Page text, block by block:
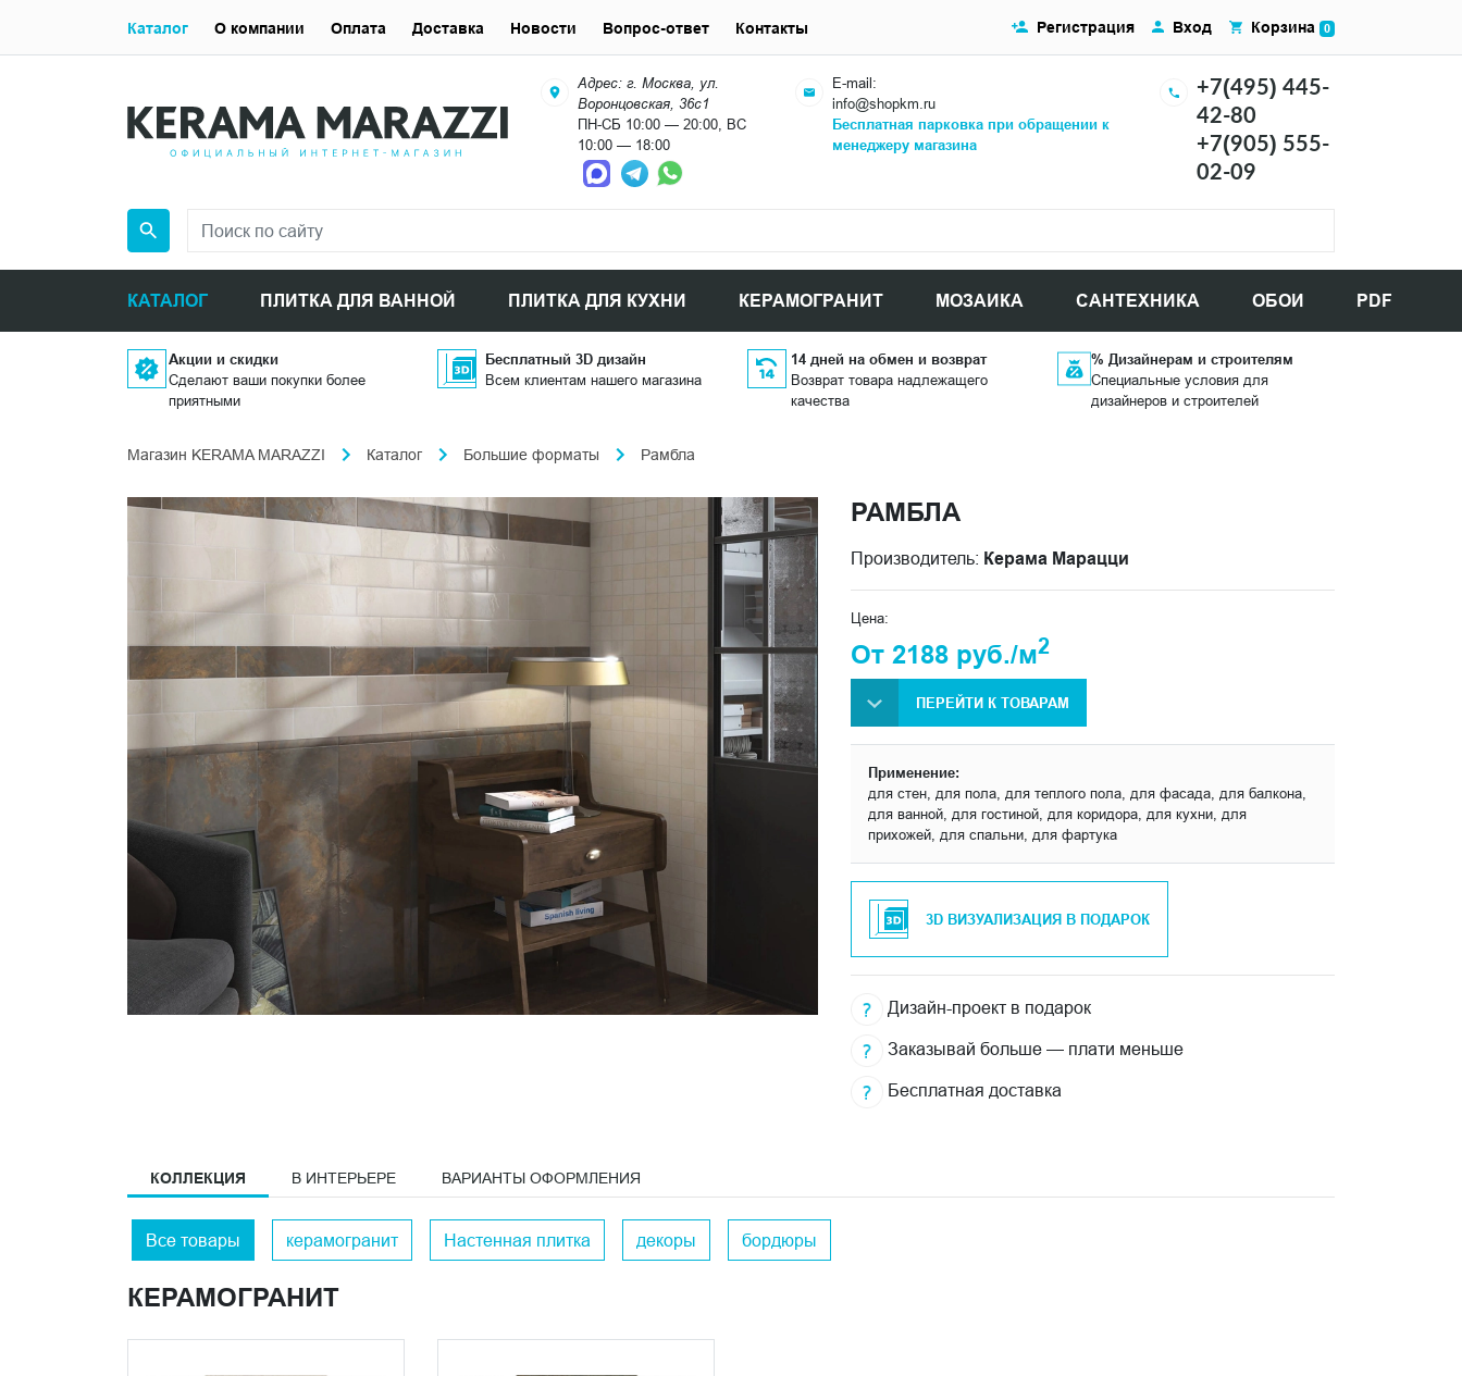
Адрес: г. Москва, ул.
Воронцовская, 36с1
ПН-СБ 10:00 — 20:00, ВС
10:00 — 18:00
E-mail:
info@shopkm.ru
Бесплатная парковка при обращении к
менеджеру магазина
+7(495) 445-
42-80
+7(905) 555-
02-09
КАТАЛОГ ПЛИТКА ДЛЯ ВАННОЙ ПЛИТКА ДЛЯ КУХНИ КЕРАМОГРАНИТ МОЗАИКА САНТЕХНИКА ОБОИ PDF
Регистрация Вход Корзина 0
Каталог О компании Оплата Доставка Новости Вопрос-ответ Контакты
Акции и скидки
Сделают ваши покупки более
приятными
Бесплатный 3D дизайн
Всем клиентам нашего магазина
14 дней на обмен и возврат
Возврат товара надлежащего
качества
% Дизайнерам и строителям
Специальные условия для
дизайнеров и строителей
Магазин KERAMA MARAZZI Каталог Большие форматы Рамбла
РАМБЛА
Производитель: Керама Марацци
Цена:
От 2188 руб./м2
ПЕРЕЙТИ К ТОВАРАМ
Применение:
для стен, для пола, для теплого пола, для фасада, для балкона,
для ванной, для гостиной, для коридора, для кухни, для
прихожей, для спальни, для фартука
3D ВИЗУАЛИЗАЦИЯ В ПОДАРОК
Дизайн-проект в подарок
Заказывай больше — плати меньше
Бесплатная доставка
КОЛЛЕКЦИЯ В ИНТЕРЬЕРЕ ВАРИАНТЫ ОФОРМЛЕНИЯ
Все товары керамогранит Настенная плитка декоры бордюры
КЕРАМОГРАНИТ